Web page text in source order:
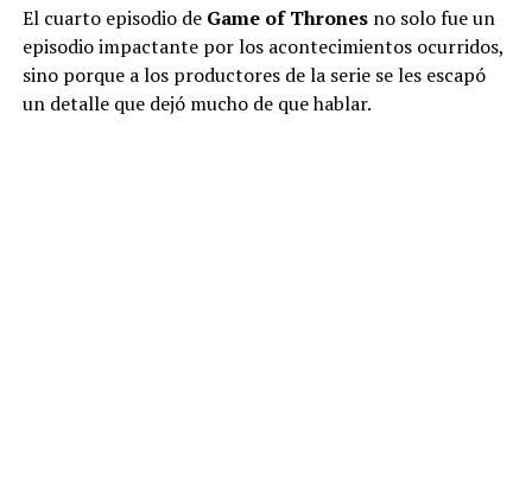
El cuarto episodio de Game of Thronesno solo fue un
episodio impactante por los acontecimientos ocurridos,
sino porque a los productores de la serie se les escapó
un detalle que dejó mucho de que hablar.